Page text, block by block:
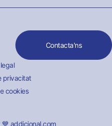
Contacta'ns
privacitat
cookies
addicional.com